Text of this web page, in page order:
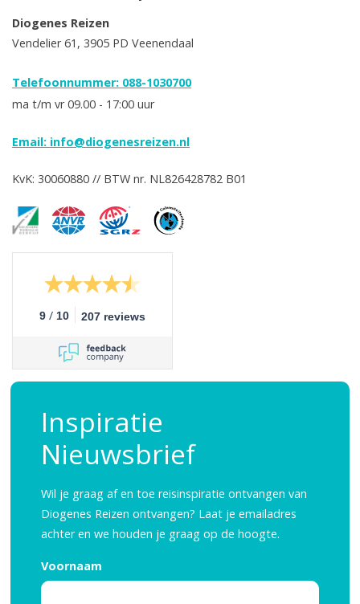
Diogenes Reizen
Vendelier 61, 3905 PD Veenendaal
Telefoonnummer: 088-1030700
ma t/m vr 09.00 - 17:00 uur
Email: info@diogenesreizen.nl
KvK: 30060880 // BTW nr. NL826428782 B01
9 / 10 207 reviews
Inspiratie
Nieuwsbrief
Wil je graag af en toe reisinspiratie ontvangen van
Diogenes Reizen ontvangen? Laat je emailadres
achter en we houden je graag op de hoogte.
Voornaam
Reisinspiratie nodig?
Schrijf je dan in voor onze nieuwsbrief, boordevol
reisinspiratie en prachtige bestemmingen!